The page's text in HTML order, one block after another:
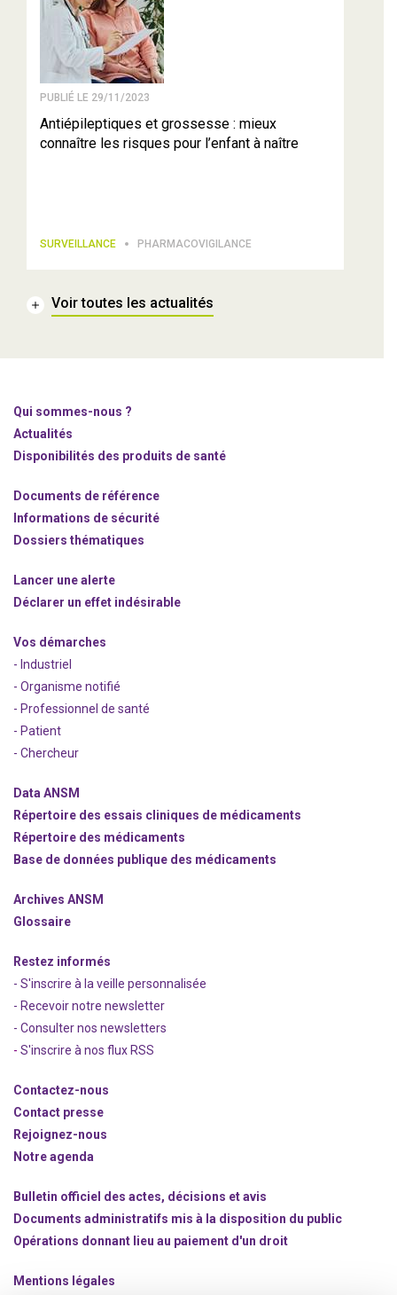
PUBLIÉ LE 29/11/2023
Antiépileptiques et grossesse : mieux
connaître les risques pour l’enfant à naître
SURVEILLANCE PHARMACOVIGILANCE
Voir toutes les actualités
Qui sommes-nous ?
Actualités
Disponibilités des produits de santé
Documents de référence
Informations de sécurité
Dossiers thématiques
Lancer une alerte
Déclarer un effet indésirable
Vos démarches
- Industriel
- Organisme notifié
- Professionnel de santé
- Patient
- Chercheur
Data ANSM
Répertoire des essais cliniques de médicaments
Répertoire des médicaments
Base de données publique des médicaments
Archives ANSM
Glossaire
Restez informés
- S'inscrire à la veille personnalisée
- Recevoir notre newsletter
- Consulter nos newsletters
- S'inscrire à nos flux RSS
Contactez-nous
Contact presse
Rejoignez-nous
Notre agenda
Bulletin officiel des actes, décisions et avis
Documents administratifs mis à la disposition du public
Opérations donnant lieu au paiement d'un droit
Mentions légales